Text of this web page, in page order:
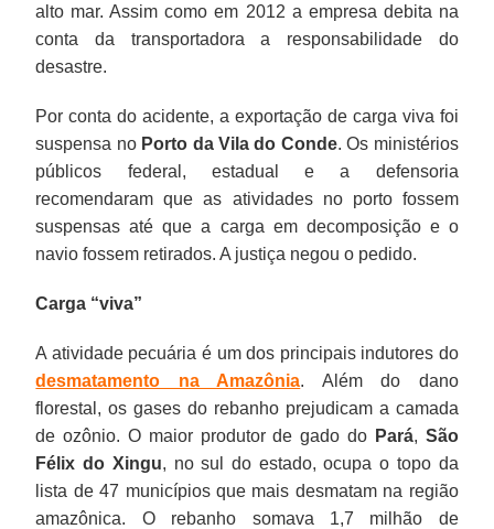
alto mar. Assim como em 2012 a empresa debita na
conta da transportadora a responsabilidade do
desastre.
Por conta do acidente, a exportação de carga viva foi
suspensa no Porto da Vila do Conde. Os ministérios
públicos federal, estadual e a defensoria
recomendaram que as atividades no porto fossem
suspensas até que a carga em decomposição e o
navio fossem retirados. A justiça negou o pedido.
Carga “viva”
A atividade pecuária é um dos principais indutores do
desmatamento na Amazônia. Além do dano
florestal, os gases do rebanho prejudicam a camada
de ozônio. O maior produtor de gado do Pará, São
Félix do Xingu, no sul do estado, ocupa o topo da
lista de 47 municípios que mais desmatam na região
amazônica. O rebanho somava 1,7 milhão de